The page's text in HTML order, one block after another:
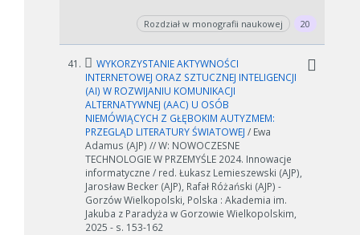
Rozdział w monografii naukowej 20
41.
WYKORZYSTANIE AKTYWNOŚCI
INTERNETOWEJ ORAZ SZTUCZNEJ INTELIGENCJI
(AI) W ROZWIJANIU KOMUNIKACJI
ALTERNATYWNEJ (AAC) U OSÓB
NIEMÓWIĄCYCH Z GŁĘBOKIM AUTYZMEM:
PRZEGLĄD LITERATURY ŚWIATOWEJ / Ewa
Adamus (AJP) // W: NOWOCZESNE
TECHNOLOGIE W PRZEMYŚLE 2024. Innowacje
informatyczne / red. Łukasz Lemieszewski (AJP),
Jarosław Becker (AJP), Rafał Różański (AJP) -
Gorzów Wielkopolski, Polska : Akademia im.
Jakuba z Paradyża w Gorzowie Wielkopolskim,
2025 - s. 153-162